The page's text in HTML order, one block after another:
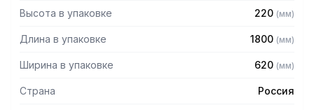
Высота в упаковке 220 (мм)
Длина в упаковке 1800 (мм)
Ширина в упаковке 620 (мм)
Страна Россия